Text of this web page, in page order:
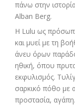
πάνω στην
Alban Berg.
Η Lulu ως
και μυεί με τη
άνευ όρων
ηθική, όπου
εκφυλισμός.
σαρκικό πόθο με
προστασία,